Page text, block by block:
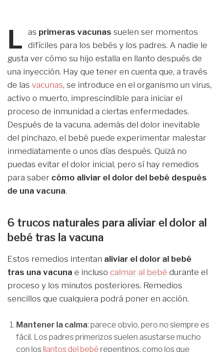
L as primeras vacunas suelen ser momentos
difíciles para los bebés y los padres. A nadie le
gusta ver cómo su hijo estalla en llanto después de
una inyección. Hay que tener en cuenta que, a través
de las vacunas, se introduce en el organismo un virus,
activo o muerto, imprescindible para iniciar el
proceso de inmunidad a ciertas enfermedades.
Después de la vacuna, además del dolor inevitable
del pinchazo, el bebé puede experimentar malestar
inmediatamente o unos días después. Quizá no
puedas evitar el dolor inicial, pero sí hay remedios
para saber cómo aliviar el dolor del bebé después
de una vacuna.
6 trucos naturales para aliviar el dolor al
bebé tras la vacuna
Estos remedios intentan aliviar el dolor al bebé
tras una vacuna e incluso calmar al bebé durante el
proceso y los minutos posteriores. Remedios
sencillos que cualquiera podrá poner en acción.
Mantener la calma: parece obvio, pero no siempre es
fácil. Los padres primerizos suelen asustarse mucho
con los llantos del bebé repentinos, como los que